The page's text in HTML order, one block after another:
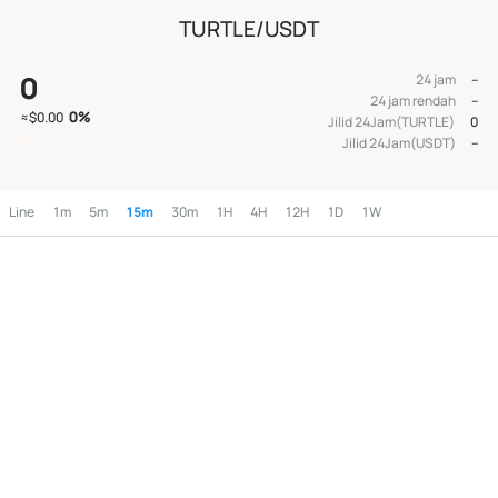
TURTLE/USDT
0
≈$0.00 0%
24 jam
--
24 jam rendah
--
Jilid 24Jam(TURTLE)
0
Jilid 24Jam(USDT)
--
Line 1m 5m 15m 30m 1H 4H 12H 1D 1W